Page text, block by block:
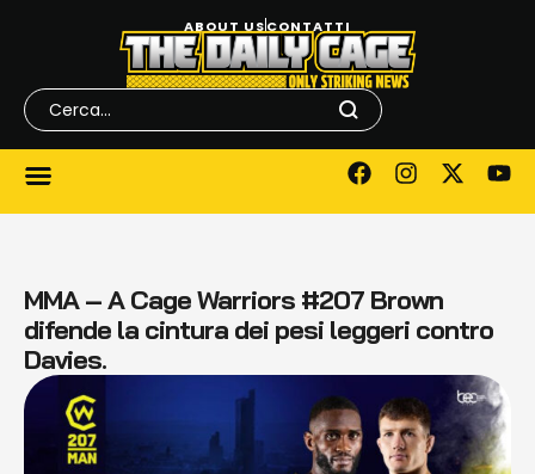
ABOUT USCONTATTI
MMA – A Cage Warriors #207 Brown
difende la cintura dei pesi leggeri contro
Davies.